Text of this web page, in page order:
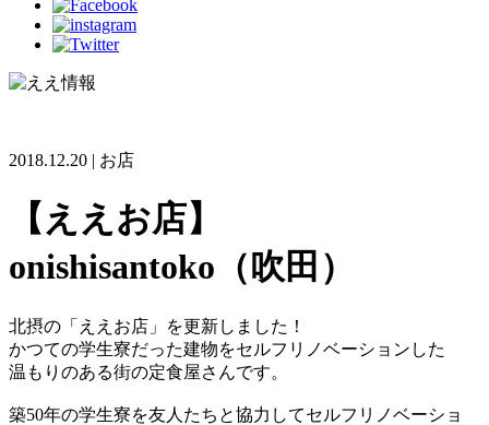
2018.12.20 | お店
【ええお店】
onishisantoko（吹田）
北摂の「ええお店」を更新しました！
かつての学生寮だった建物をセルフリノベーションした
温もりのある街の定食屋さんです。
築50年の学生寮を友人たちと協力してセルフリノベーショ